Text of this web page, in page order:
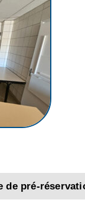
pré-